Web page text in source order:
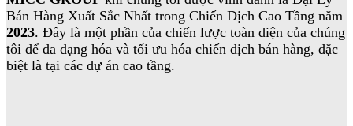
Bán Hàng Xuất Sắc Nhất trong Chiến Dịch Cao Tầng năm
2023. Đây là một phần của chiến lược toàn diện của chúng
tôi để đa dạng hóa và tối ưu hóa chiến dịch bán hàng, đặc
biệt là tại các dự án cao tầng.